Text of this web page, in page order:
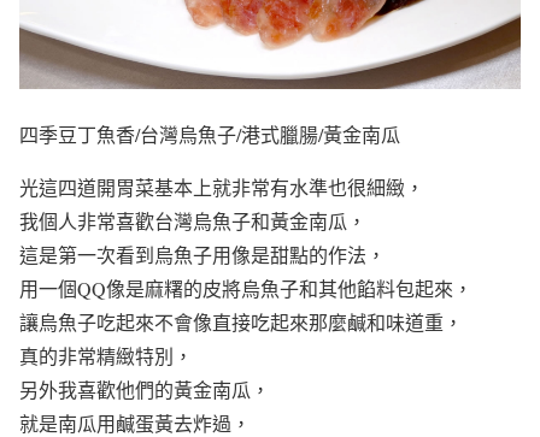
四季豆丁魚香/台灣烏魚子/港式臘腸/黃金南瓜
光這四道開胃菜基本上就非常有水準也很細緻，
我個人非常喜歡台灣烏魚子和黃金南瓜，
這是第一次看到烏魚子用像是甜點的作法，
用一個QQ像是麻糬的皮將烏魚子和其他餡料包起來，
讓烏魚子吃起來不會像直接吃起來那麼鹹和味道重，
真的非常精緻特別，
另外我喜歡他們的黃金南瓜，
就是南瓜用鹹蛋黃去炸過，